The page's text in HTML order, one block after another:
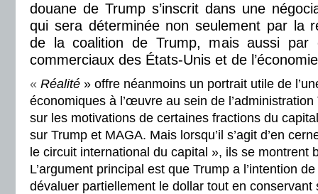
douane de Trump s’inscrit dans une
qui sera déterminée non seulement par la
de la coalition de Trump, mais aussi par
commerciaux des États-Unis et de
« Réalité » offre néanmoins un portrait utile de
économiques à l’œuvre au sein de
sur les motivations de certaines fractions du
sur Trump et MAGA. Mais lorsqu’il s’agit d’en
le circuit international du capital », ils se montrent
L’argument principal est que Trump a l’intention de
dévaluer partiellement le dollar tout en conservant